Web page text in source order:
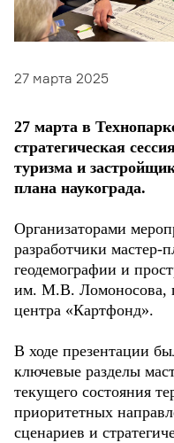
27 марта 2025
27 марта в
стратегическая
туризма и
плана наукограда.
Организаторами
разработчики мастер-
геодемографии и
им. М.В. Ломоносова,
центра «Картфонд».
В ходе презентации
ключевые разделы
текущего состояния
приоритетных
сценариев и